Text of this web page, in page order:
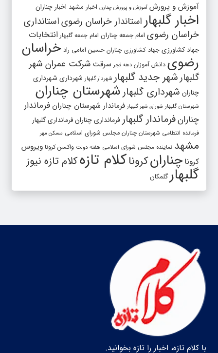
آموزش و پرورش آموزش و پرورش چنارن اخبار مشهد اخبار چناران
اخبار گلبهار استاندار خراسان رضویاستانداری
خراسان رضوی امام جمعه چناران امام جمعه گلبهار انتخابات
جهاد کشاورزی جهاد کشاورزی چناران حسین امامی راد خراسان
رضوی دانش آموزان دهه فجر سرقت شرکت عمران شهر
گلبهار شهر جدید گلبهار شهردار گلبهار شهرداری شهرداری
چناران شهرداری گلبهار شهرستان چناران
شهرستان گلبهار شورای شهر گلبهار فرماندار شهرستان چناران فرماندار
چنارانفرماندار گلبهار فرمانداری چنارانفرمانداری گلبهار
فرمانده انتظامی شهرستان چناران مجلس شورای اسلامی مسکن مهر
مشهد نماینده مجلس شورای اسلامی هفته دولت واکسن کرونا ویروس
کرونا چنارانکروناکلام تازهکلام تازه نیوز
گلبهار گلمکان
با کلام تازه، اخبار را تازه بخوانید.